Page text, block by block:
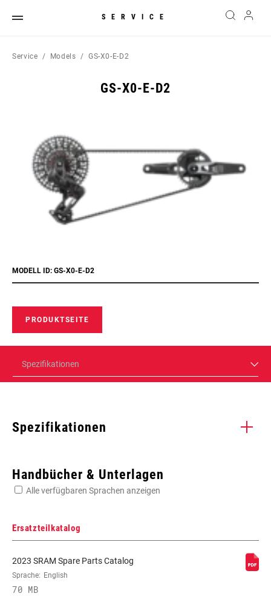
SERVICE
Service Models GS-X0-E-D2
GS-X0-E-D2
MODELL ID: GS-X0-E-D2
PRODUKTSEITE
Spezifikationen
Spezifikationen
SCHALTWERK
Handbücher & Unterlagen
Alle verfügbaren Sprachen anzeigen
Ersatzteilkatalog
2023 SRAM Spare Parts Catalog
Sprache: English
70 MB